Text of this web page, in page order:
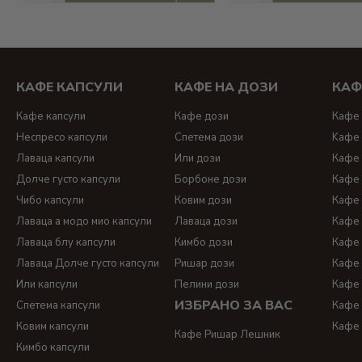
КАФЕ КАПСУЛИ
Кафе капсули
Неспресо капсули
Лаваца капсули
Долче густо капсули
Чибо капсули
Лаваца а модо мио капсули
Лаваца блу капсули
Лаваца Долче густо капсули
Или капсули
Спетема капсули
Ковим капсули
Кимбо капсули
КАФЕ НА ДОЗИ
Кафе дози
Спетема дози
Или дози
Борбоне дози
Ковим дози
Лаваца дози
Кимбо дози
Ришар дози
Пелини дози
ИЗБРАНО ЗА ВАС
Кафе Ришар Лешник
Кафе
Kафе
Кафе
Кафе
Кафе
Кафе
Кафе
Кафе
Кафе
Кафе
Кафе